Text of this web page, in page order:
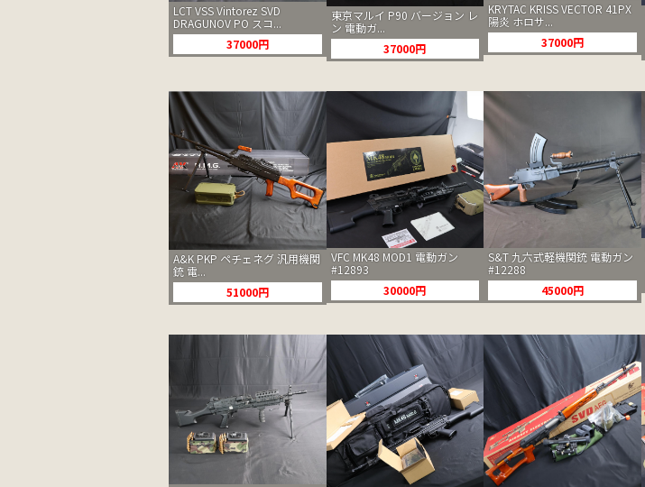
LCT VSS Vintorez SVD
DRAGUNOV PO スコ...
37000円
東京マルイ P90 バージョン レ
ン 電動ガ...
37000円
KRYTAC KRISS VECTOR 41PX
陽炎 ホロサ...
37000円
A&K PKP ペチェネグ 汎用機関
銃 電...
51000円
VFC MK48 MOD1 電動ガン
#12893
30000円
S&T 九六式軽機関銃 電動ガン
#12288
45000円